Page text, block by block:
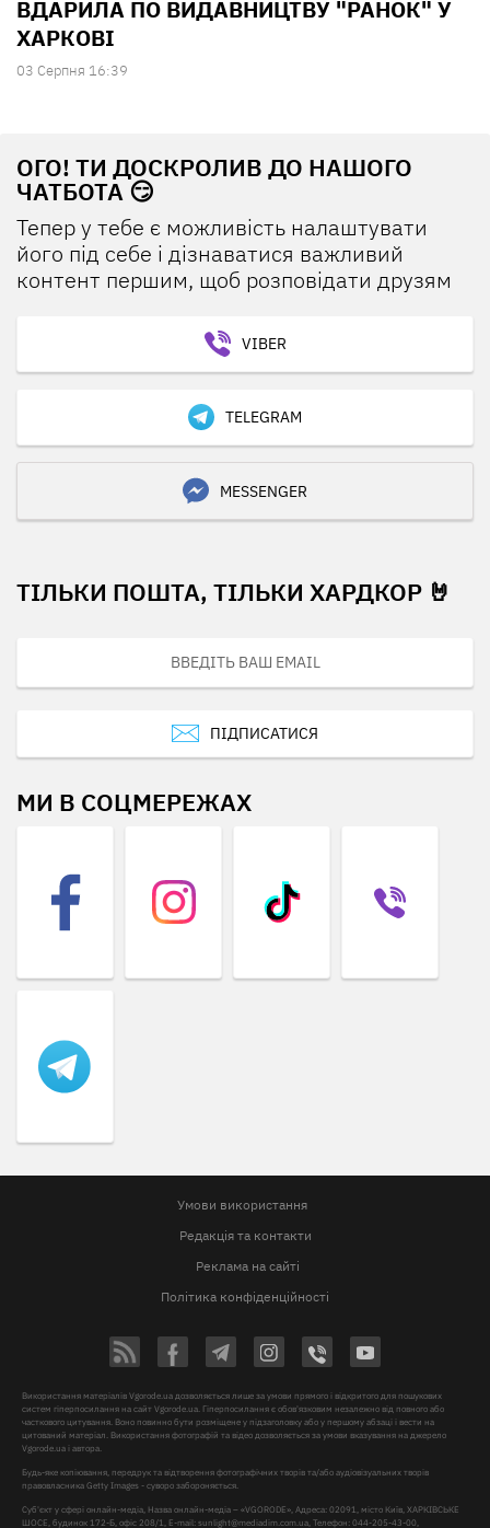
ВДАРИЛА ПО ВИДАВНИЦТВУ "РАНОК" У
ХАРКОВІ
03 Серпня 16:39
ОГО! ТИ ДОСКРОЛИВ ДО НАШОГО
ЧАТБОТА 😏
Тепер у тебе є можливість налаштувати
його під себе і дізнаватися важливий
контент першим, щоб розповідати друзям
VIBER
TELEGRAM
MESSENGER
ТІЛЬКИ ПОШТА, ТІЛЬКИ ХАРДКОР 🤘
ПІДПИСАТИСЯ
МИ В СОЦМЕРЕЖАХ
Умови використання
Редакція та контакти
Реклама на сайті
Політика конфіденційності
Використання матеріалів Vgorode.ua дозволяється лише за умови прямого і відкритого для пошукових
систем гіперпосилання на сайт Vgorode.ua. Гіперпосилання є обов'язковим незалежно від повного або
часткового цитування. Воно повинно бути розміщене у підзаголовку або у першому абзаці і вести на
цитований матеріал. Використання фотографій та відео дозволяється за умови вказування на джерело
Vgorode.ua і автора.
Будь-яке копіювання, передрук та відтворення фотографічних творів та/або аудіовізуальних творів
правовласника Getty Images - суворо забороняється.
Суб'єкт у сфері онлайн-медіа, Назва онлайн-медіа – «VGORODE», Адреса: 02091, місто Київ, ХАРКІВСЬКЕ
ШОСЕ, будинок 172-Б, офіс 208/1, E-mail:sunlight@mediadim.com.ua, Телефон: 044-205-43-00,